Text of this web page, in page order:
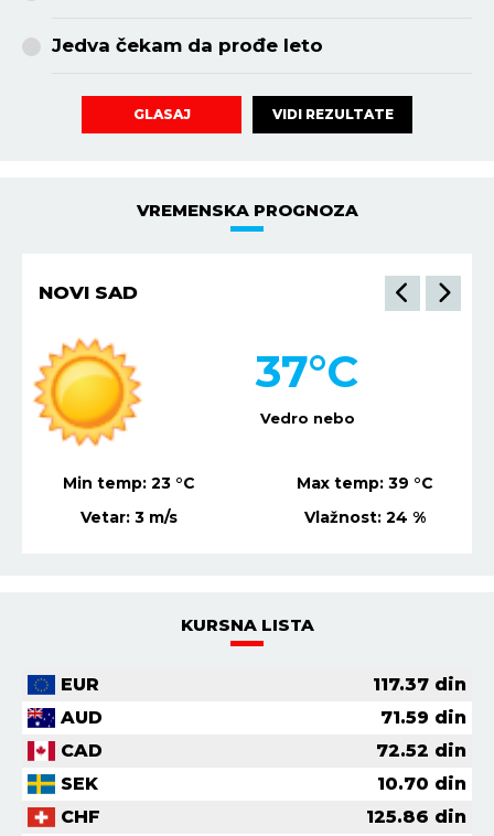
Jedva čekam da prođe leto
GLASAJ VIDI REZULTATE
VREMENSKA PROGNOZA
NIŠ
Vedro nebo
35°C
Min temp:21 °C Max temp: 37 °C
Vetar:3 m/s Vlažnost:22 %
KURSNA LISTA
EUR 117.37 din
AUD
71.59 din
CAD
72.52 din
SEK
10.70 din
CHF
125.86 din